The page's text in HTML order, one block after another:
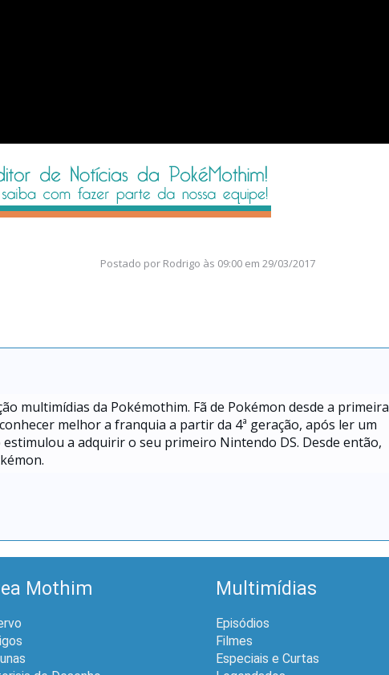
Postado por Rodrigo às 09:00 em 29/03/2017
multimídias da Pokémothim. Fã de Pokémon desde a primeira
melhor a franquia a partir da 4ª geração, após ler um
a adquirir o seu primeiro Nintendo DS. Desde então,
Mothim Multimídias
Episódios
Filmes
Especiais e Curtas